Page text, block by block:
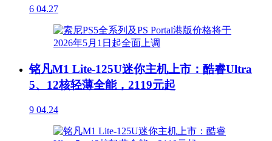
6 04.27
铭凡M1 Lite-125U迷你主机上市：酷睿Ultra
5、12核轻薄全能，2119元起
9 04.24